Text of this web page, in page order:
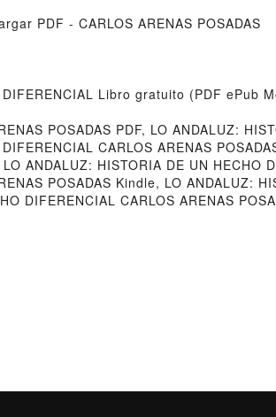
PDF - CARLOS ARENAS POSADAS
Libro gratuito (PDF ePub
POSADAS PDF, LO ANDALUZ:
CARLOS ARENAS
ANDALUZ: HISTORIA DE UN HECHO
POSADAS Kindle, LO ANDALUZ:
DIFERENCIAL CARLOS ARENAS